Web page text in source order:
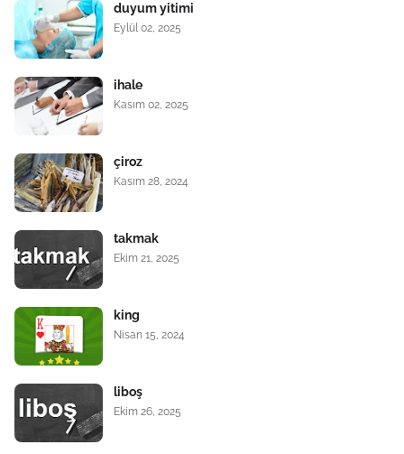
duyum yitimi
Eylül 02, 2025
ihale
Kasım 02, 2025
çiroz
Kasım 28, 2024
takmak
Ekim 21, 2025
king
Nisan 15, 2024
liboş
Ekim 26, 2025